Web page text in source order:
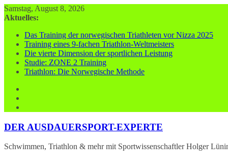
Zum
Inhalt
Samstag, August 8, 2026
Aktuelles:
Das Training der norwegischen Triathleten vor Nizza 2025
Training eines 9-fachen Triathlon-Weltmeisters
Die vierte Dimension der sportlichen Leistung
Studie: ZONE 2 Training
Triathlon: Die Norwegische Methode
DER AUSDAUERSPORT-EXPERTE
Schwimmen, Triathlon & mehr mit Sportwissenschaftler Holger